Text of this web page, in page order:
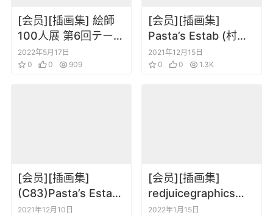
[会员][插画集] 絵師
100人展 第6回テーマ
「色」
2022年5月17日
0
0 909
[会员][插画集]
Pasta’s Estab (村田
莲尔) LAST EXILE
2012日历（Last
2021年12月15日
0
0 1.3K
[会员][插画集]
(C83)Pasta’s Estab
(村田莲尔) long
2021年12月10日
[会员][插画集]
redjuicegraphics
redjuice Graphics
2022年1月15日